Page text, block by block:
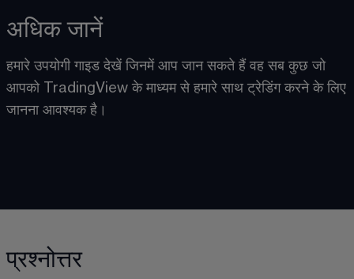
अधिक जानें
हमारे उपयोगी गाइड देखें जिनमें आप जान सकते हैं वह सब कुछ जो
आपको TradingView के माध्यम से हमारे साथ ट्रेडिंग करने के लिए
जानना आवश्यक है ।
प्रश्नोत्तर